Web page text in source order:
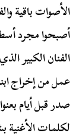
الأصوات باقية
أصبحوا مجرد
الفنان الكبير
عمل من إخراج
صدر قبل أيام
لكلمات